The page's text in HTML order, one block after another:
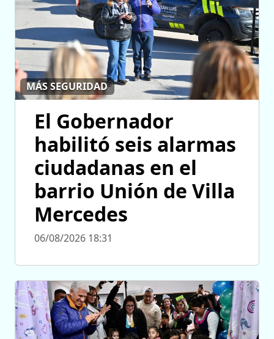
MÁS SEGURIDAD
El Gobernador
habilitó seis alarmas
ciudadanas en el
barrio Unión de Villa
Mercedes
06/08/2026 18:31